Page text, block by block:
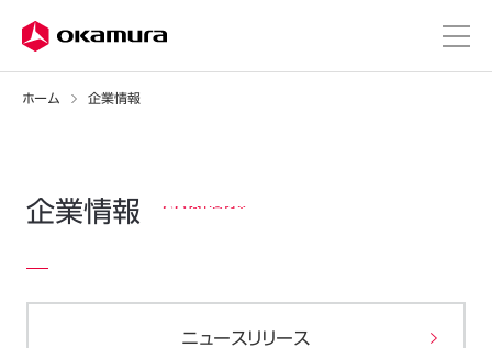
ホーム 企業情報
企業情報
ニュースリリース